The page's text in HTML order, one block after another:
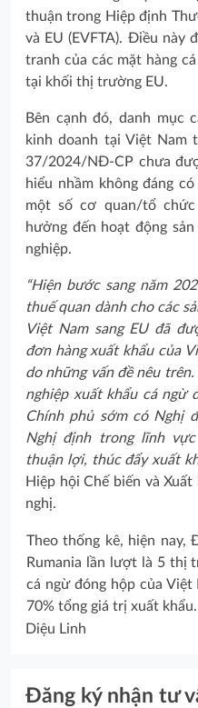
thuận trong Hiệp định
và EU (EVFTA). Điều này
tranh của các mặt hàng
tại khối thị trường EU.
Bên cạnh đó, danh mục
kinh doanh tại Việt Nam
37/2024/NĐ-CP chưa
hiểu nhầm không đáng
một số cơ quan/tổ
hưởng đến hoạt động
nghiệp.
“Hiện bước sang năm
thuế quan dành cho các
Việt Nam sang EU đã
đơn hàng xuất khẩu của
do những vấn đề nêu
nghiệp xuất khẩu cá ngừ
Chính phủ sớm có Nghị
Nghị định trong lĩnh
thuận lợi, thúc đẩy xuất
Hiệp hội Chế biến và
nghị.
Theo thống kê, hiện nay,
Rumania lần lượt là 5 thị
cá ngừ đóng hộp của
70% tổng giá trị xuất khẩu.
Diệu Linh
Đăng ký nhận tư